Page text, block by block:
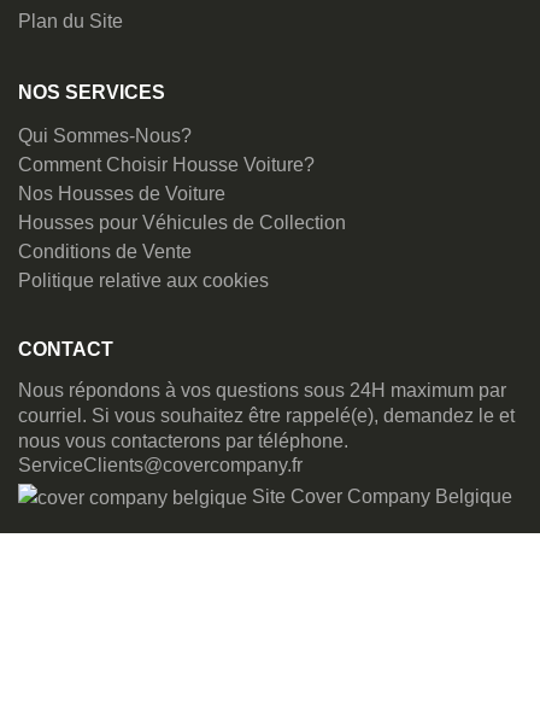
Plan du Site
NOS SERVICES
Qui Sommes-Nous?
Comment Choisir Housse Voiture?
Nos Housses de Voiture
Housses pour Véhicules de Collection
Conditions de Vente
Politique relative aux cookies
CONTACT
Nous répondons à vos questions sous 24H maximum par
courriel. Si vous souhaitez être rappelé(e), demandez le et
nous vous contacterons par téléphone.
ServiceClients@covercompany.fr
Site Cover Company Belgique